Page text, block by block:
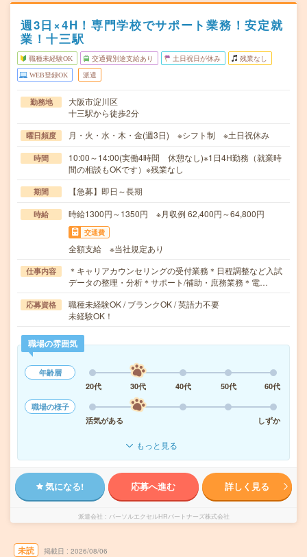
週3日×4H！専門学校でサポート業務！安定就
業！十三駅
職種未経験OK 交通費別途支給あり 土日祝日が休み 残業なし
WEB登録OK 派遣
勤務地
大阪市淀川区
十三駅から徒歩2分
曜日頻度 月・火・水・木・金(週3日) ※シフト制 ※土日祝休み
時間
10:00～14:00(実働4時間 休憩なし)※1日4H勤務（就業時
間の相談もOKです）※残業なし
期間 【急募】即日～長期
時給 時給1300円～1350円 ※月収例 62,400円～64,800円
交通費
全額支給 ※当社規定あり
仕事内容
＊キャリアカウンセリングの受付業務＊日程調整など入試
データの整理・分析＊サポート/補助・庶務業務＊電…
応募資格
職種未経験OK / ブランクOK / 英語力不要
未経験OK！
職場の雰囲気
年齢層
20代
30代 40代 50代
60代
職場の様子
活気がある
しずか
もっと見る
気になる! 応募へ進む 詳しく見る
派遣会社 パーソルエクセルHRパートナーズ株式会社
未読 掲載日 2026/08/06